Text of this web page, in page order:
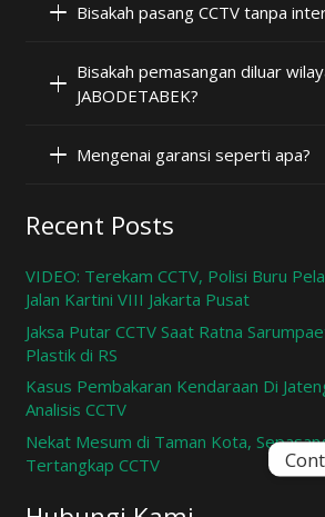
Bisakah pasang CCTV tanpa
Bisakah pemasangan diluar
JABODETABEK?
Mengenai garansi seperti apa?
Recent Posts
VIDEO: Terekam CCTV, Polisi Buru
Jalan Kartini VIII Jakarta Pusat
Jaksa Putar CCTV Saat Ratna
Plastik di RS
Kasus Pembakaran Kendaraan Di
Analisis CCTV
Nekat Mesum di Taman Kota,
Tertangkap CCTV